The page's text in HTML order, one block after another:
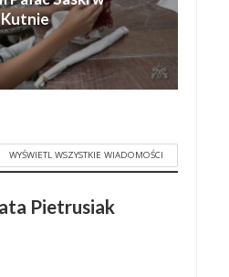
Kutnie
WYŚWIETL WSZYSTKIE WIADOMOŚCI
Pietrusiak